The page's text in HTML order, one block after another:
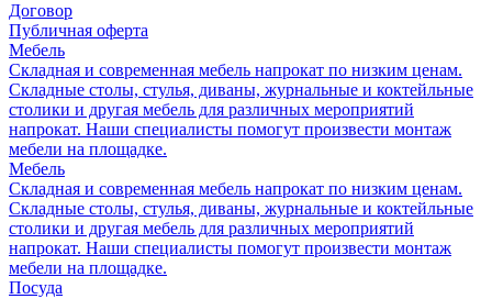
Договор
Публичная оферта
Мебель
Складная и современная мебель напрокат по низким ценам.
Складные столы, стулья, диваны, журнальные и коктейльные
столики и другая мебель для различных мероприятий
напрокат. Наши специалисты помогут произвести монтаж
мебели на площадке.
Мебель
Складная и современная мебель напрокат по низким ценам.
Складные столы, стулья, диваны, журнальные и коктейльные
столики и другая мебель для различных мероприятий
напрокат. Наши специалисты помогут произвести монтаж
мебели на площадке.
Посуда